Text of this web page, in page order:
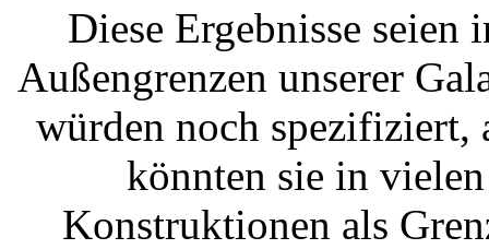
Diese Ergebnisse seien
Außengrenzen unserer
würden noch spezifiziert,
könnten sie in
Konstruktionen als